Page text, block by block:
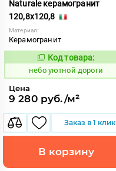
Naturale керамогранит
120,8x120,8
Материал:
Керамогранит
1123147
Код товара:
небо уютной дороги
Цена
9 280 руб./м²
Заказ в 1 клик
В корзину